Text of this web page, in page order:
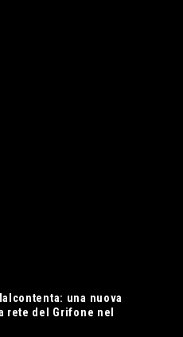
una nuova
rete del Grifone nel